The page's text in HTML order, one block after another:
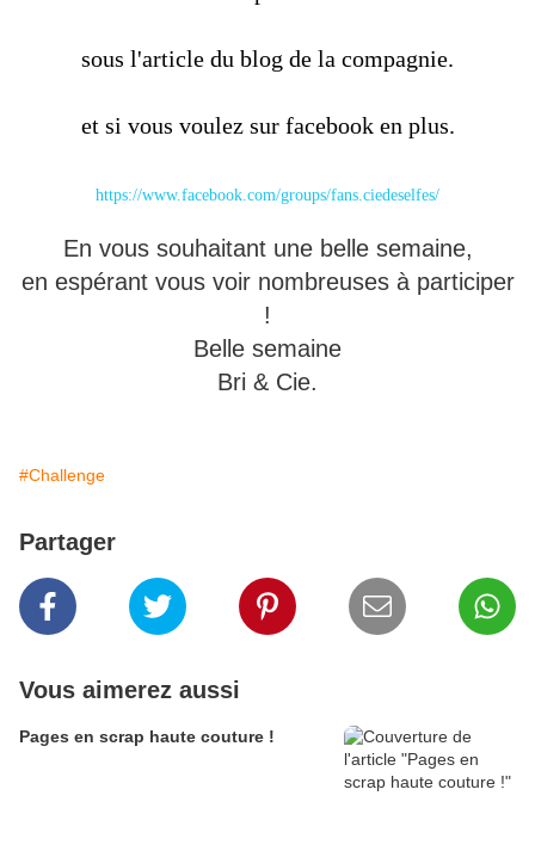
sous l'article du blog de la compagnie.
et si vous voulez sur facebook en plus.
https://www.facebook.com/groups/fans.ciedeselfes/
En vous souhaitant une belle semaine,
en espérant vous voir nombreuses à participer
!
Belle semaine
Bri & Cie.
#Challenge
Partager
Vous aimerez aussi
Pages en scrap haute couture !